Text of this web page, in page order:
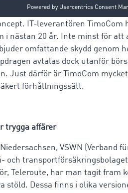
som kvalitetsfaktorer för val
IT-leverantören
i nästan 20 år. Inte minst för att
omfattande skydd genom
avtalas dock utanför
Just därför är TimoCom
förhållningssätt.
trygga affärer
VSWN (Verband
och
Teleroute, har man tagit fram
stöld. Dessa finns i olika